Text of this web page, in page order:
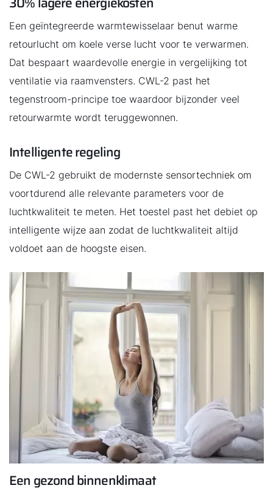
Een geïntegreerde warmtewisselaar benut warme
retourlucht om koele verse lucht voor te verwarmen.
Dat bespaart waardevolle energie in vergelijking tot
ventilatie via raamvensters. CWL-2 past het
tegenstroom-principe toe waardoor bijzonder veel
retourwarmte wordt teruggewonnen.
Intelligente regeling
De CWL-2 gebruikt de modernste sensortechniek om
voortdurend alle relevante parameters voor de
luchtkwaliteit te meten. Het toestel past het debiet op
intelligente wijze aan zodat de luchtkwaliteit altijd
voldoet aan de hoogste eisen.
Een gezond binnenklimaat